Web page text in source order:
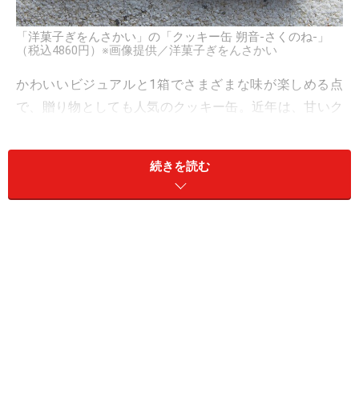
「洋菓子ぎをんさかい」の「クッキー缶 朔音-さくのね-」
（税込4860円）※画像提供／洋菓子ぎをんさかい
かわいいビジュアルと1箱でさまざまな味が楽しめる点
で、贈り物としても人気のクッキー缶。近年は、甘いク
います。
なかでも筆者のおすすめは、京都・祇園の洋菓子店「洋
続きを読む